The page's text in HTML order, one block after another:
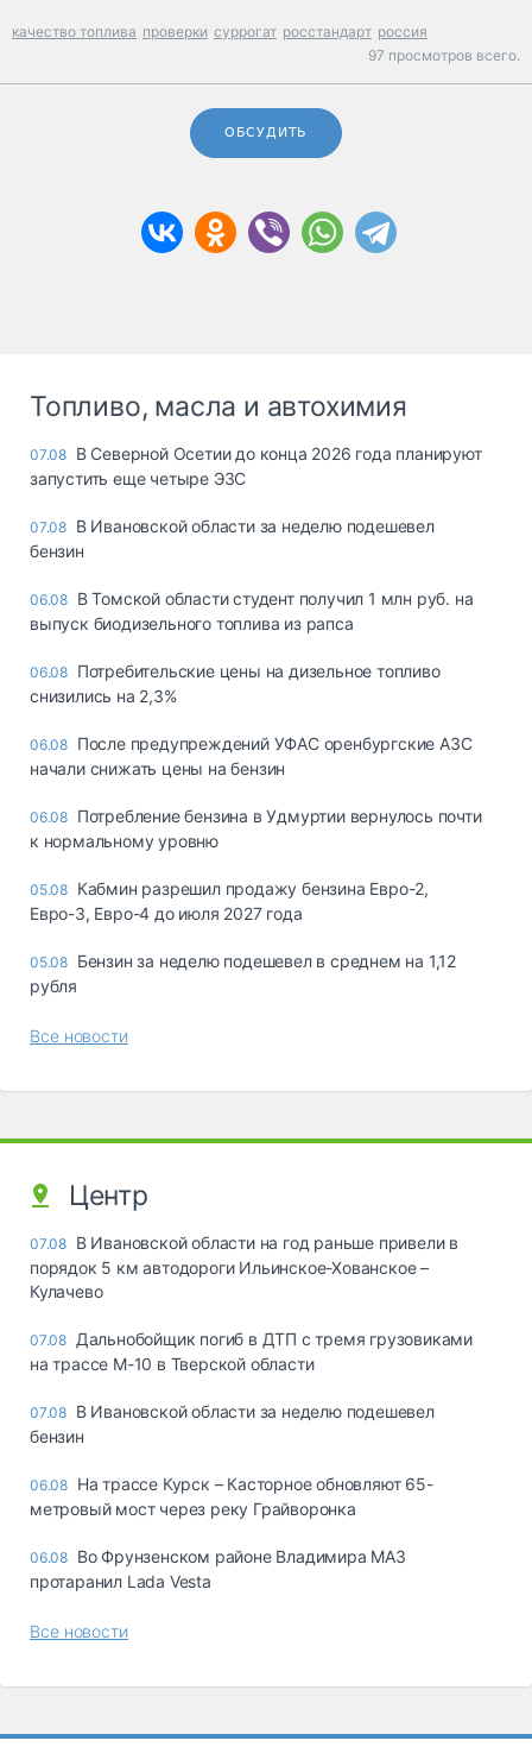
качество топлива проверки суррогат росстандарт россия
97 просмотров всего.
ОБСУДИТЬ
Топливо, масла и автохимия
07.08 В Северной Осетии до конца 2026 года планируют
запустить еще четыре ЭЗС
07.08 В Ивановской области за неделю подешевел
бензин
06.08 В Томской области студент получил 1 млн руб. на
выпуск биодизельного топлива из рапса
06.08 Потребительские цены на дизельное топливо
снизились на 2,3%
06.08 После предупреждений УФАС оренбургские АЗС
начали снижать цены на бензин
06.08 Потребление бензина в Удмуртии вернулось почти
к нормальному уровню
05.08 Кабмин разрешил продажу бензина Евро-2,
Евро-3, Евро-4 до июля 2027 года
05.08 Бензин за неделю подешевел в среднем на 1,12
рубля
Все новости
Центр
07.08 В Ивановской области на год раньше привели в
порядок 5 км автодороги Ильинское-Хованское –
Кулачево
07.08 Дальнобойщик погиб в ДТП с тремя грузовиками
на трассе М-10 в Тверской области
07.08 В Ивановской области за неделю подешевел
бензин
06.08 На трассе Курск – Касторное обновляют 65-
метровый мост через реку Грайворонка
06.08 Во Фрунзенском районе Владимира МАЗ
протаранил Lada Vesta
Все новости